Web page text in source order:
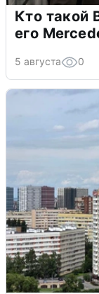
Кто такой
его
5 августа 0